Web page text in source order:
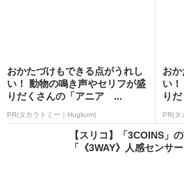
おかたづけもできる点がうれし
い！ 動物の鳴き声やセリフが盛
りだくさんの「アニア ...
PR(タカラトミー｜Hugkum)
お
い
り
PR(タ
【スリコ】「3COINS」
「《3WAY》人感センサ